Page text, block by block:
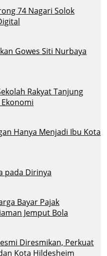
74 Nagari Solok
Gowes Siti Nurbaya
Rakyat Tanjung
Hanya Menjadi Ibu Kota
pada Dirinya
Bayar Pajak
Jemput Bola
Diresmikan, Perkuat
Kota Hildesheim